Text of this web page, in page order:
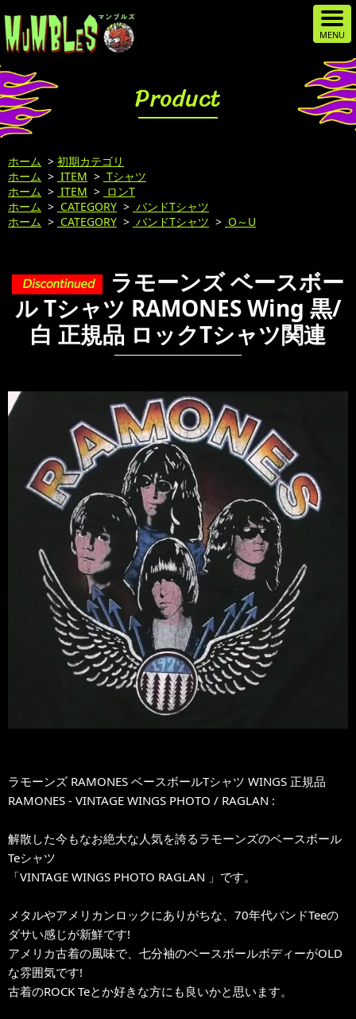
Product
ホーム > 初期カテゴリ
ホーム > ITEM > Tシャツ
ホーム > ITEM > ロンT
ホーム > CATEGORY > バンドTシャツ
ホーム > CATEGORY > バンドTシャツ > O～U
ラモーンズ ベースボー
ル Tシャツ RAMONES Wing 黒/
白 正規品 ロックTシャツ関連
ラモーンズ RAMONES ベースボールTシャツ WINGS 正規品
RAMONES - VINTAGE WINGS PHOTO / RAGLAN :
解散した今もなお絶大な人気を誇るラモーンズのベースボール
Teシャツ
「VINTAGE WINGS PHOTO RAGLAN 」です。
メタルやアメリカンロックにありがちな、70年代バンドTeeの
ダサい感じが新鮮です!
アメリカ古着の風味で、七分袖のベースボールボディーがOLD
な雰囲気です!
古着のROCK Teとか好きな方にも良いかと思います。